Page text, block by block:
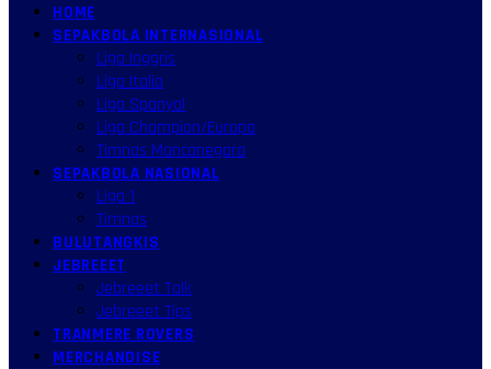
HOME
SEPAKBOLA INTERNASIONAL
Liga Inggris
Liga Italia
Liga Spanyol
Liga Champion/Europa
Timnas Mancanegara
SEPAKBOLA NASIONAL
Liga 1
Timnas
BULUTANGKIS
JEBREEET
Jebreeet Talk
Jebreeet Tips
TRANMERE ROVERS
MERCHANDISE